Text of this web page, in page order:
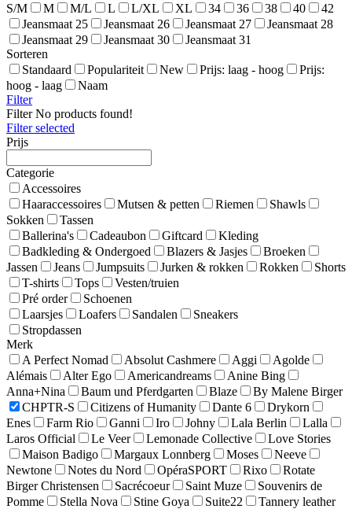
S/M
M M/L L L/XL XL 34 36 38 40
42
Jeansmaat 25
Jeansmaat 26 Jeansmaat 27
Jeansmaat 28
Jeansmaat 29
Jeansmaat 30
Jeansmaat 31
Sorteren
Standaard
Populariteit New Prijs: laag - hoog
Prijs:
hoog - laag
Naam
Filter
FilterNo products found!
Filter selected
Prijs
Categorie
Accessoires
Haaraccessoires
Mutsen & petten Riemen
Shawls
Sokken
Tassen
Ballerina's
Cadeaubon Giftcard
Kleding
Badkleding & Ondergoed
Blazers & Jasjes
Broeken
Jassen
Jeans Jumpsuits Jurken & rokken Rokken
Shorts
T-shirts
Tops
Vesten/truien
Pré order
Schoenen
Laarsjes
Loafers Sandalen
Sneakers
Stropdassen
Merk
A Perfect Nomad
Absolut Cashmere Aggi
Agolde
Alémais
Alter Ego Americandreams
Anine Bing
Anna+Nina
Baum und Pferdgarten Blaze
By Malene Birger
CHPTR-S
Citizens of Humanity Dante 6
Drykorn
Enes
Farm Rio Ganni Iro Johny Lala Berlin
Lalla
Laros Official
Le Veer Lemonade Collective
Love Stories
Maison Badigo
Margaux Lonnberg Moses
Neeve
Newtone
Notes du Nord OpéraSPORT Rixo
Rotate
Birger Christensen
Sacrécoeur Saint Muze
Souvenirs de
Pomme
Stella Nova Stine Goya Suite22
Tannery leather